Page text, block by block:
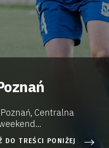
Centralna
DO TREŚCI PONIŻEJ